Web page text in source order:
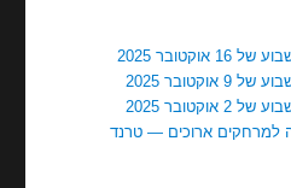
2025
2025
2025
למרחקים ארוכים — טרנד